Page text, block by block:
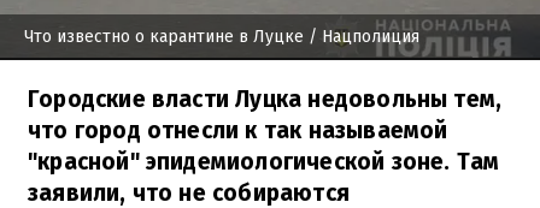
Что известно о карантине в Луцке / Нацполиция
Городские власти Луцка недовольны тем,
что город отнесли к так называемой
"красной" эпидемиологической зоне. Там
заявили, что не собираются